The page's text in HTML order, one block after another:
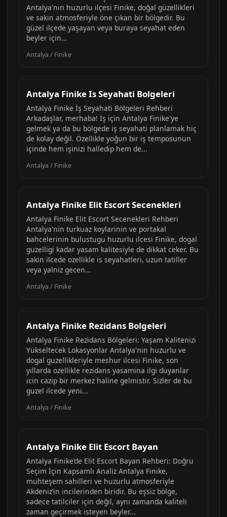
Antalya'nın huzurlu ilçesi Finike, doğal güzellikleri
ve sakin atmosferiyle öne çıkan bir bölgedir. Bu
güzel ilçede yaşayan veya buraya seyahat eden
beyler için...
Antalya / Finike
Antalya Finike Is Seyahati Bolgeleri
Antalya Finike İş Seyahati Bölgeleri Rehberi
Arkadaşlar, merhaba! İş için Antalya Finike'ye
gelmek ya da bu bölgede iş seyahati planlamak hiç
de kolay değil. Özellikle yoğun bir iş temposunun
içinde hem işinizi halledip hem de...
Antalya / Finike
Antalya Finike Elit Escort Secenekleri
Antalya Finike Elit Escort Secenekleri Rehberi
Antalya'nin turkuaz koylarinin ve portakal
bahcelerinin bulustugu huzurlu ilcesi Finike, dogal
guzelligi kadar yasam kalitesiyle de dikkat ceker. Bu
sakin ilcede ozellikle is seyahatleri, uzun tatiller
veya yalniz gecen...
Antalya / Finike
Antalya Finike Rezidans Bolgeleri
Antalya Finike Rezidans Bölgeleri: Yaşam Kalitenizi
Yükseltecek Lokasyonlar Antalya'nin huzurlu ve
dogal guzellikleriyle meshur ilcesi Finike, son
yillarda ozellikle rezidans yasamina ilgi duyanlar
icin cazip bir merkez haline gelmistir. Sizler de bu
guzel ilcede yeni...
Antalya / Finike
Antalya Finike Elit Escort Bayan
Antalya Finike’de Elit Escort Bayan Rehberi: Doğru
Seçim İçin Kapsamlı Analiz Antalya Finike,
muhteşem sahilleri ve huzurlu atmosferiyle
Akdeniz’in incilerinden biridir. Bu eşsiz bölge,
sadece tatilciler için değil, aynı zamanda kaliteli
zaman geçirmek isteyen beyler...